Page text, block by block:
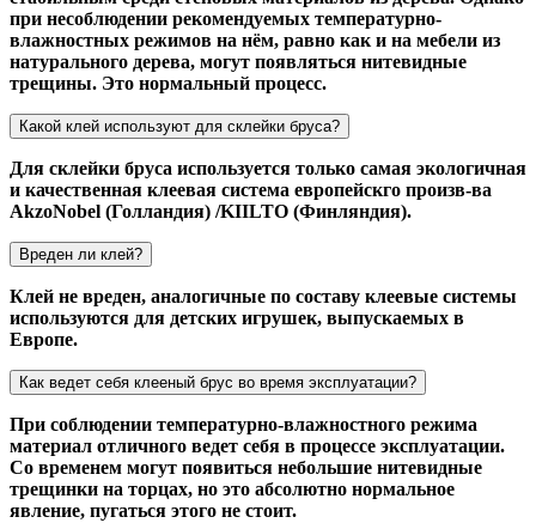
при несоблюдении рекомендуемых температурно-
влажностных режимов на нём, равно как и на мебели из
натурального дерева, могут появляться нитевидные
трещины. Это нормальный процесс.
Какой клей используют для склейки бруса?
Для склейки бруса используется только самая экологичная
и качественная клеевая система европейскго произв-ва
AkzoNobel (Голландия) /KIILTO (Финляндия).
Вреден ли клей?
Клей не вреден, аналогичные по составу клеевые системы
используются для детских игрушек, выпускаемых в
Европе.
Как ведет себя клееный брус во время эксплуатации?
При соблюдении температурно-влажностного режима
материал отличного ведет себя в процессе эксплуатации.
Со временем могут появиться небольшие нитевидные
трещинки на торцах, но это абсолютно нормальное
явление, пугаться этого не стоит.